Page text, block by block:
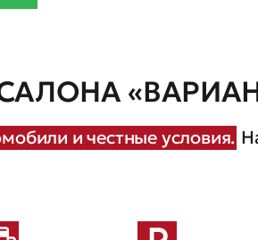
и честные условия.